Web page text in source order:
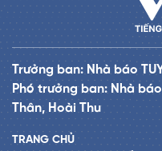
Trưởng ban: Nhà báo
Phó trưởng ban: Nhà
Thân, Hoài Thu
TRANG CHỦ